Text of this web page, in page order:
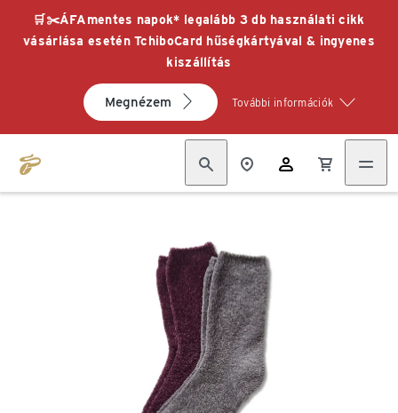
🛒✂️ÁFAmentes napok* legalább 3 db használati cikk
vásárlása esetén TchiboCard hűségkártyával & ingyenes
kiszállítás
Megnézem További információk